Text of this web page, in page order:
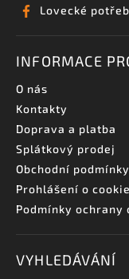
Lovecké
INFORMACE
O nás
Kontakty
Doprava a platba
Splátkový prodej
Obchodní podmínky
Prohlášení o
Podmínky ochrany
VYHLEDÁVÁNÍ